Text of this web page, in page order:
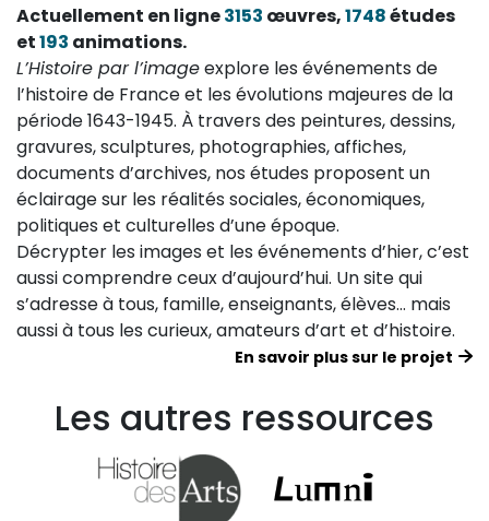
Actuellement en ligne3153 œuvres,1748études
et193 animations.
L’Histoire par l’imageexplore les événements de
l’histoire de France et les évolutions majeures de la
période 1643-1945. À travers des peintures, dessins,
gravures, sculptures, photographies, affiches,
documents d’archives, nos études proposent un
éclairage sur les réalités sociales, économiques,
politiques et culturelles d’une époque.
Décrypter les images et les événements d’hier, c’est
aussi comprendre ceux d’aujourd’hui. Un site qui
s’adresse à tous, famille, enseignants, élèves… mais
aussi à tous les curieux, amateurs d’art et d’histoire.
En savoir plus sur le projet
Les autres ressources